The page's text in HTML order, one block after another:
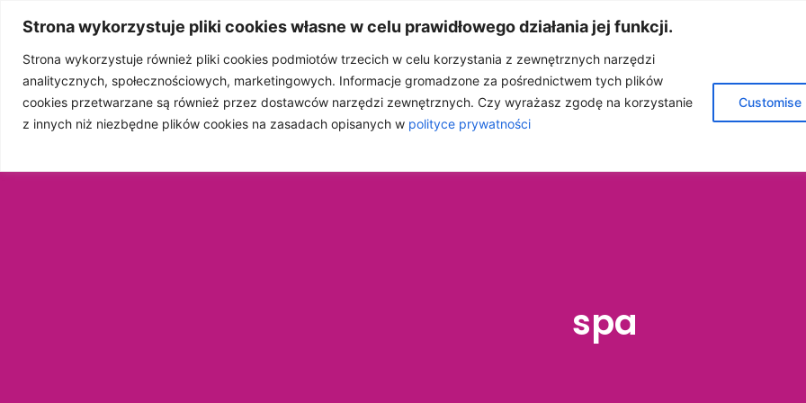
Strona wykorzystuje pliki cookies własne w celu prawidłowego działania jej funkcji.
Strona wykorzystuje również pliki cookies podmiotów trzecich w celu korzystania z zewnętrznych narzędzi
analitycznych, społecznościowych, marketingowych. Informacje gromadzone za pośrednictwem tych plików
cookies przetwarzane są również przez dostawców narzędzi zewnętrznych. Czy wyrażasz zgodę na korzystanie
z innych niż niezbędne plików cookies na zasadach opisanych w polityce prywatności
Customise
STRONA GŁÓWNA O MNIE OLEJKI ETERYCZNE BLOG
WSPÓŁPRACA KONTAKT
spa